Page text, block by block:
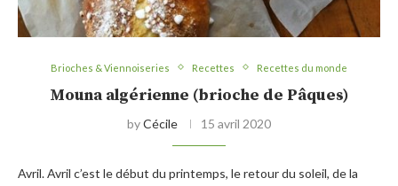
Brioches & Viennoiseries Recettes Recettes du monde
Mouna algérienne (brioche de Pâques)
byCécile 15 avril 2020
Avril. Avril c’est le début du printemps, le retour du soleil, de la